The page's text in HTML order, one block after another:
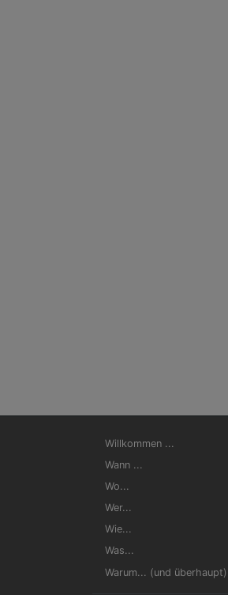
Hauptnavigation
Willkommen ...
Wann ...
Wo...
Wer...
Wie...
Was...
Warum... (und überhaupt)